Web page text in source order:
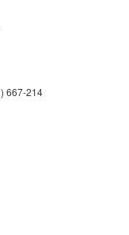
667-214